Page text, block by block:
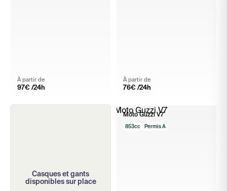
À partir de
97€ /24h
À partir de
76€ /24h
Casques et gants
disponibles sur place
Moto Guzzi V7
853cc Permis A